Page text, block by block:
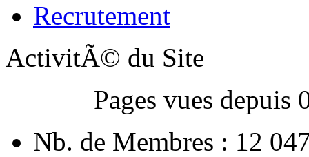
Recrutement
ActivitÃ© du Site
Pages vues
Nb. de Membres : 12